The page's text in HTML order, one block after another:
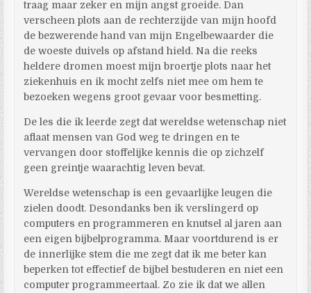
traag maar zeker en mijn angst groeide. Dan
verscheen plots aan de rechterzijde van mijn hoofd
de bezwerende hand van mijn Engelbewaarder die
de woeste duivels op afstand hield. Na die reeks
heldere dromen moest mijn broertje plots naar het
ziekenhuis en ik mocht zelfs niet mee om hem te
bezoeken wegens groot gevaar voor besmetting.
De les die ik leerde zegt dat wereldse wetenschap niet
aflaat mensen van God weg te dringen en te
vervangen door stoffelijke kennis die op zichzelf
geen greintje waarachtig leven bevat.
Wereldse wetenschap is een gevaarlijke leugen die
zielen doodt. Desondanks ben ik verslingerd op
computers en programmeren en knutsel al jaren aan
een eigen bijbelprogramma. Maar voortdurend is er
de innerlijke stem die me zegt dat ik me beter kan
beperken tot effectief de bijbel bestuderen en niet een
computer programmeertaal. Zo zie ik dat we allen